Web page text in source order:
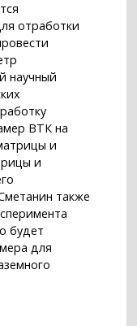
отработки
научный
ВТК на
и
и
также
будет
для